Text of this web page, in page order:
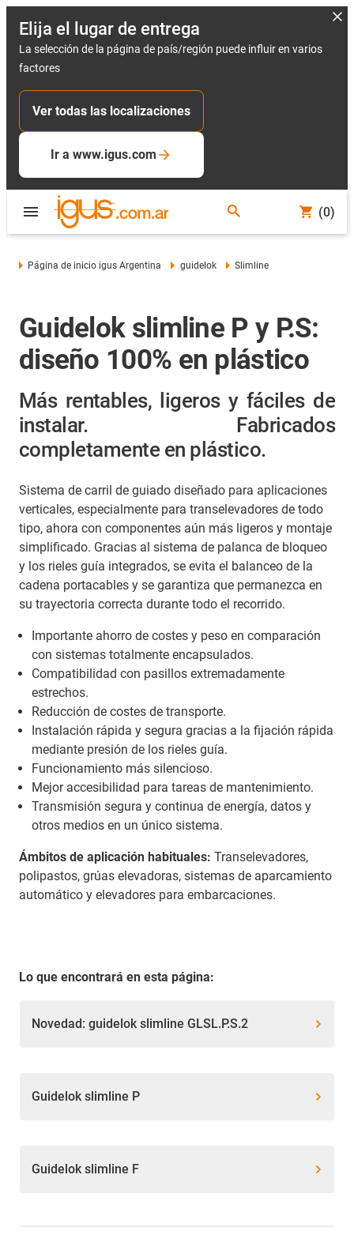
Elija el lugar de entrega
La selección de la página de país/región puede influir en varios
factores
Ver todas las localizaciones
Ir a www.igus.com
(0)
Página de inicio igus Argentina guidelok Slimline
Guidelok slimline P y P.S:
diseño 100% en plástico
Más rentables, ligeros y fáciles de
instalar. Fabricados
completamente en plástico.
Sistema de carril de guiado diseñado para aplicaciones
verticales, especialmente para transelevadores de todo
tipo, ahora con componentes aún más ligeros y montaje
simplificado. Gracias al sistema de palanca de bloqueo
y los rieles guía integrados, se evita el balanceo de la
cadena portacables y se garantiza que permanezca en
su trayectoria correcta durante todo el recorrido.
Importante ahorro de costes y peso en comparación
con sistemas totalmente encapsulados.
Compatibilidad con pasillos extremadamente
estrechos.
Reducción de costes de transporte.
Instalación rápida y segura gracias a la fijación rápida
mediante presión de los rieles guía.
Funcionamiento más silencioso.
Mejor accesibilidad para tareas de mantenimiento.
Transmisión segura y continua de energía, datos y
otros medios en un único sistema.
Ámbitos de aplicación habituales: Transelevadores,
polipastos, grúas elevadoras, sistemas de aparcamiento
automático y elevadores para embarcaciones.
Lo que encontrará en esta página:
Novedad: guidelok slimline GLSL.P.S.2
Guidelok slimline P
Guidelok slimline F